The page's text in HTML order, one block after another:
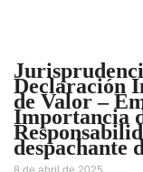
Declaración
de Valor –
Importancia
despachante